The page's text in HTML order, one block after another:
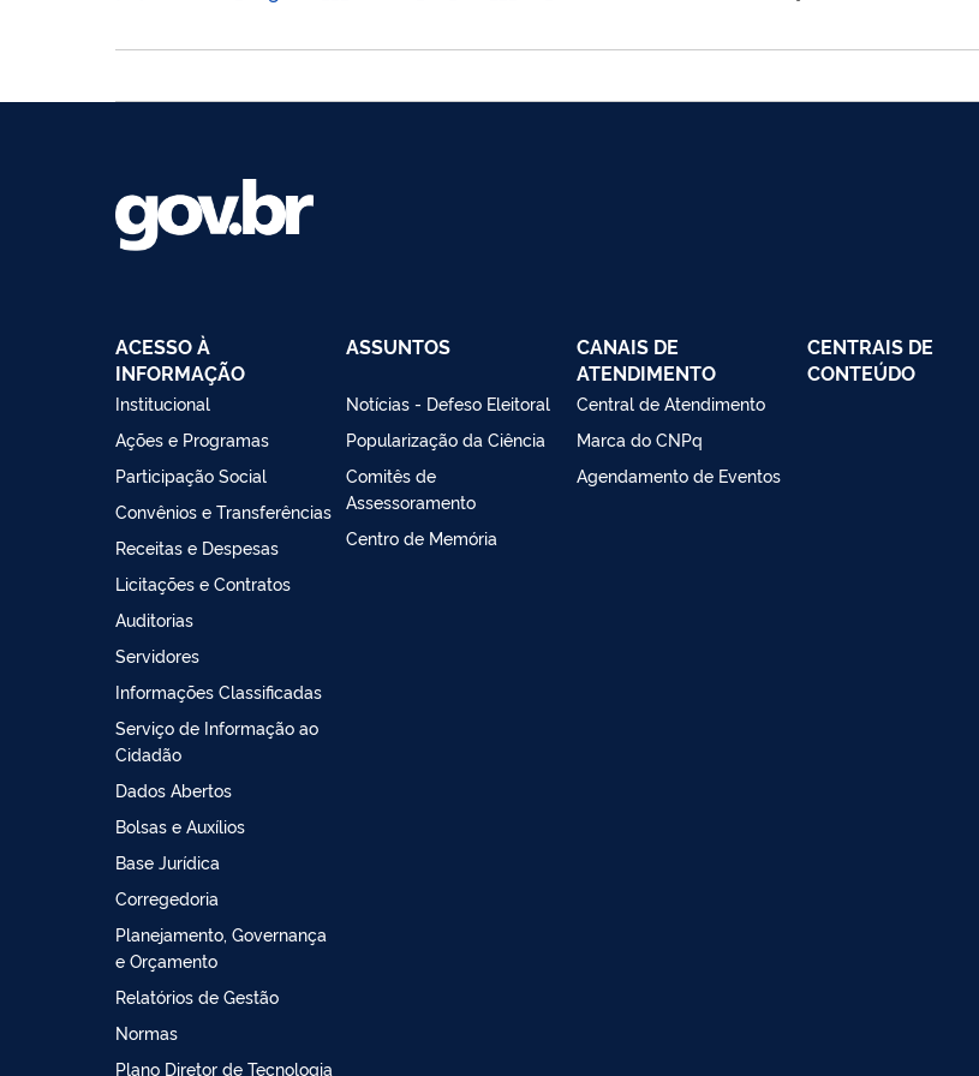
ACESSO À
INFORMAÇÃO
Institucional
Ações e Programas
Participação Social
Convênios e Transferências
Receitas e Despesas
Licitações e Contratos
Auditorias
Servidores
Informações Classificadas
Serviço de Informação ao
Cidadão
Dados Abertos
Bolsas e Auxílios
Base Jurídica
Corregedoria
Planejamento, Governança
e Orçamento
Relatórios de Gestão
Normas
Plano Diretor de Tecnologia
ASSUNTOS
Notícias - Defeso Eleitoral
Popularização da Ciência
Comitês de
Assessoramento
Centro de Memória
CANAIS DE
ATENDIMENTO
Central de Atendimento
Marca do CNPq
Agendamento de Eventos
CENTRAIS DE
CONTEÚDO